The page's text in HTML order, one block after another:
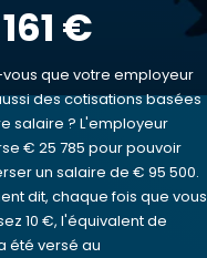
€
que votre employeur
des cotisations basées
salaire ? L'employeur
€ 25 785 pour pouvoir
un salaire de € 95 500.
dit, chaque fois que vous
10 €, l'équivalent de
été versé au